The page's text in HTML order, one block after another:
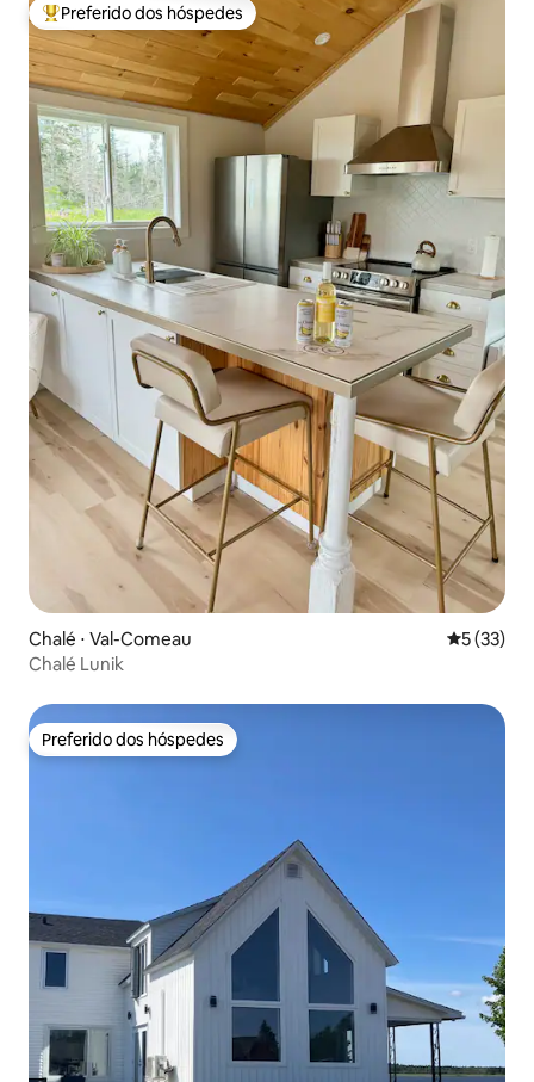
Entre os melhores preferidos dos hóspedes
Preferido dos hóspedes
Chalé ⋅ Val-Comeau 5 de uma
5 (33)
Chalé Lunik
Preferido dos hóspedes
Preferido dos hóspedes